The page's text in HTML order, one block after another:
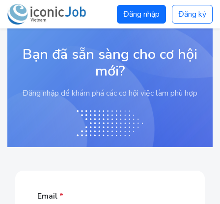
Đăng nhập Đăng ký
Bạn đã sẵn sàng cho cơ hội
mới?
Đăng nhập để khám phá các cơ hội việc làm phù hợp
Email *